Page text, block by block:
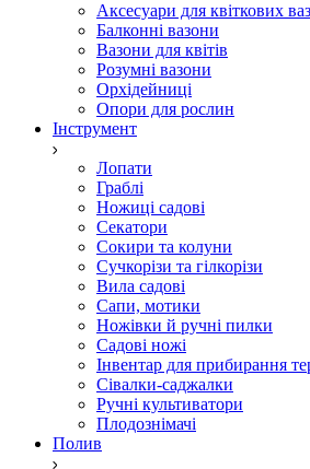
Аксесуари для квіткових
Балконні вазони
Вазони для квітів
Розумні вазони
Орхідейниці
Опори для рослин
Інструмент
Лопати
Граблі
Ножиці садові
Секатори
Сокири та колуни
Сучкорізи та гілкорізи
Вила садові
Сапи, мотики
Ножівки й ручні пилки
Садові ножі
Інвентар для прибирання
Сівалки-саджалки
Ручні культиватори
Плодознімачі
Полив